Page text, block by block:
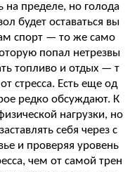
на пределе, но голода
будет оставаться вы
спорт — то же само
попал нетрезвы
топливо и отдых — т
стресса. Есть еще од
редко обсуждают. К
нагрузки, но
себя через с
и проверяя уровень
чем от самой трен